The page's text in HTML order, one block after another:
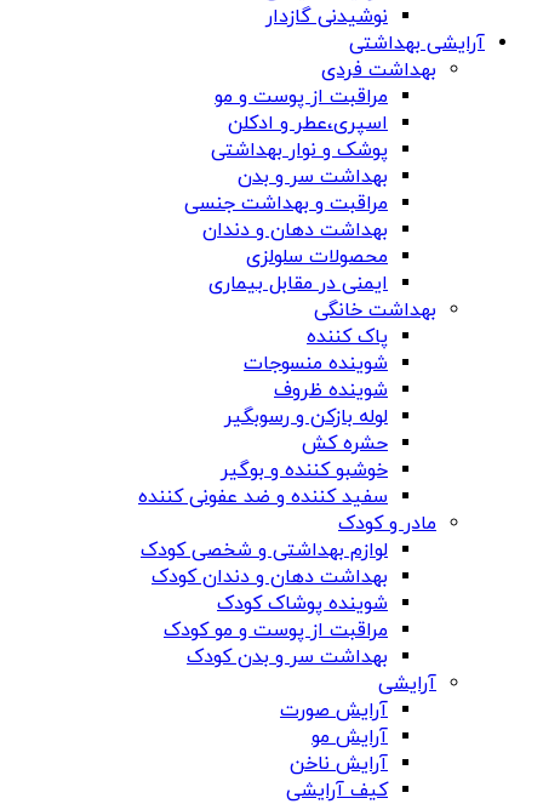
نوشیدنی گازدار
آرایشی بهداشتی
بهداشت فردی
مراقبت از پوست و مو
اسپری،عطر و ادکلن
پوشک و نوار بهداشتی
بهداشت سر و بدن
مراقبت و بهداشت جنسی
بهداشت دهان و دندان
محصولات سلولزی
ایمنی در مقابل بیماری
بهداشت خانگی
پاک کننده
شوینده منسوجات
شوینده ظروف
لوله بازکن و رسوبگیر
حشره کش
خوشبو کننده و بوگیر
سفید کننده و ضد عفونی کننده
مادر و کودک
لوازم بهداشتی و شخصی کودک
بهداشت دهان و دندان کودک
شوینده پوشاک کودک
مراقبت از پوست و مو کودک
بهداشت سر و بدن کودک
آرایشی
آرایش صورت
آرایش مو
آرایش ناخن
کیف آرایشی